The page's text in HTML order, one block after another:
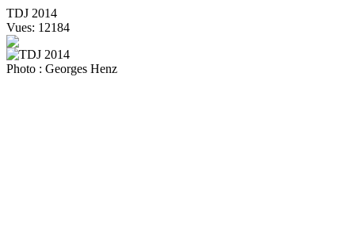
TDJ 2014
Vues: 12184
Photo : Georges Henz